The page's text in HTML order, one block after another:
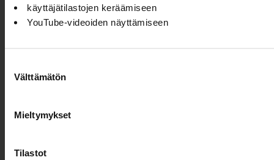
käyttäjätilastojen keräämiseen
YouTube-videoiden näyttämiseen
valinta
Välttämätön
Mieltymykset
Tilastot